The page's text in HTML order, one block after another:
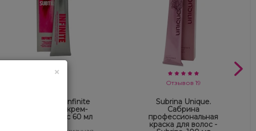
Ducastel Subtil Infinite
безаммиачная крем-
краска для волос 60 мл
Отзывов 19
Subrina Unique.
Сабрина
профессиональная
краска для волос -
×